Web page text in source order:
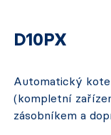
D10PX
Automatický
(kompletní
zásobníkem a